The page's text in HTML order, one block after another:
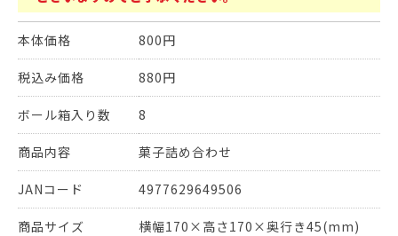
本体価格 800円
税込み価格 880円
ボール箱入り数 8
商品内容 菓子詰め合わせ
JANコード 4977629649506
商品サイズ 横幅170×高さ170×奥行き45(mm)